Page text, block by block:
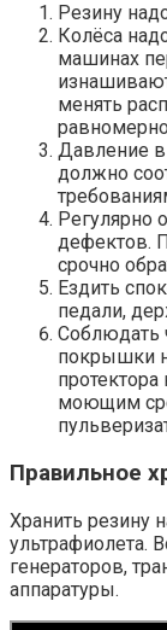
Резину
Колёса
машинах
менять
Давление
должно
Регулярно
дефектов.
срочно
Ездить
педали,
Соблюдать
покрышки
моющим
Правильное
Хранить резину
ультрафиолета.
генераторов,
аппаратуры.